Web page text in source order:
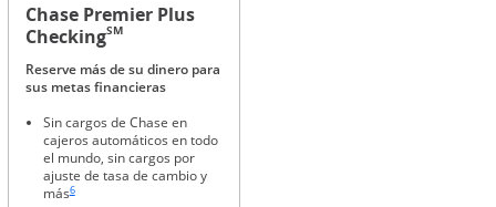
Chase Premier Plus
CheckingSM
Reserve más de su dinero para
sus metas financieras
Sin cargos de Chase en
cajeros automáticos en todo
el mundo, sin cargos por
ajuste de tasa de cambio y
más
Enlace en la misma página a la referencia a pie de página
6